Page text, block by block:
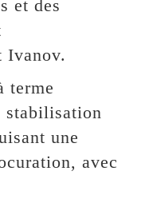
et des
Ivanov.
terme
stabilisation
une
avec